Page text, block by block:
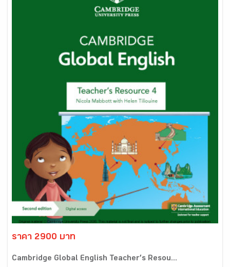
ราคา 2900 บาท
Cambridge Global English Teacher’s Resou...